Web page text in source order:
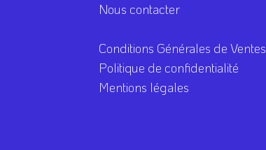
Nous contacter
Conditions Générales de Ventes
Politique de confidentialité
Mentions légales